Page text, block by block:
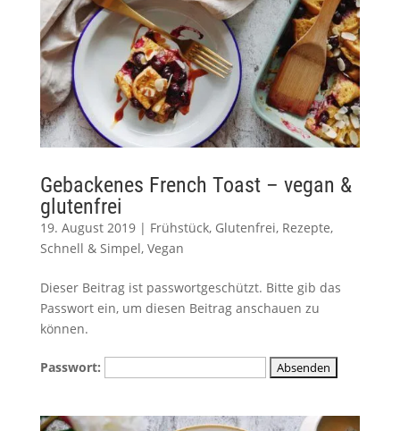
Gebackenes French Toast – vegan &
glutenfrei
19. August 2019| Frühstück, Glutenfrei, Rezepte,
Schnell & Simpel, Vegan
Dieser Beitrag ist passwortgeschützt. Bitte gib das
Passwort ein, um diesen Beitrag anschauen zu
können.
Passwort: